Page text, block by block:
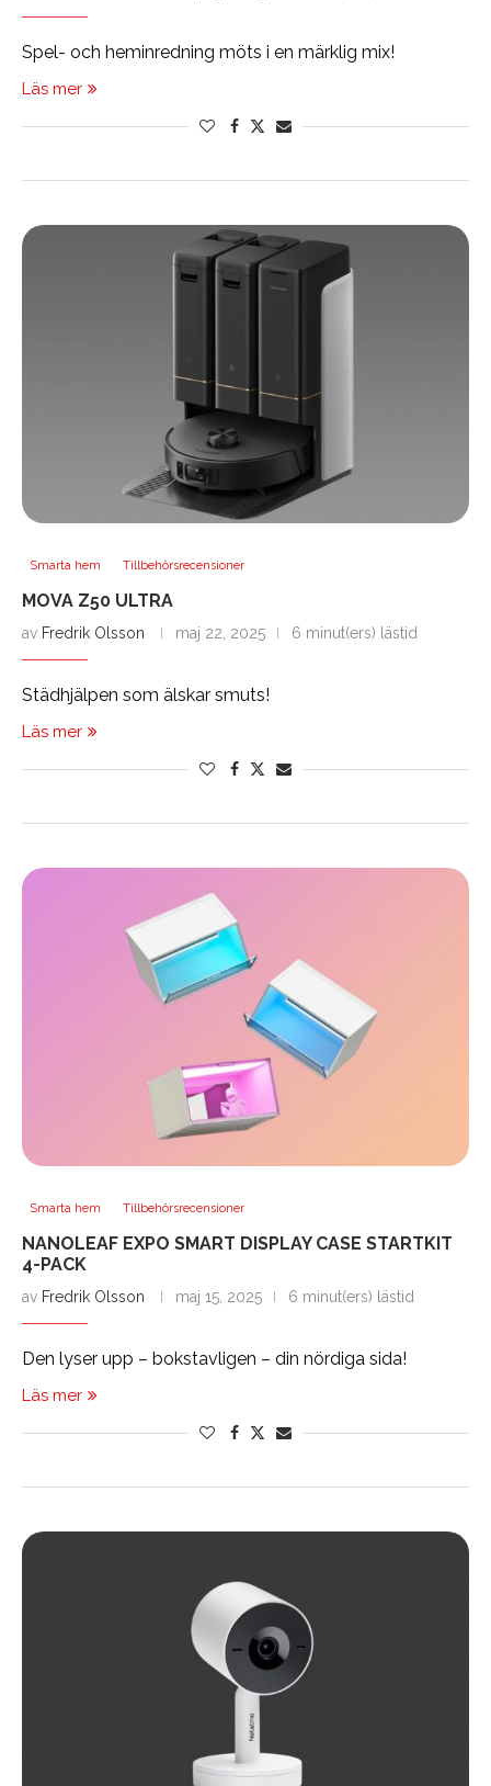
Spel- och heminredning möts i en märklig mix!
Läs mer
Smarta hem Tillbehörsrecensioner
MOVA Z50 ULTRA
av Fredrik Olsson maj 22, 2025 6 minut(ers) lästid
Städhjälpen som älskar smuts!
Läs mer
Smarta hem Tillbehörsrecensioner
NANOLEAF EXPO SMART DISPLAY CASE STARTKIT
4-PACK
av Fredrik Olsson maj 15, 2025 6 minut(ers) lästid
Den lyser upp – bokstavligen – din nördiga sida!
Läs mer